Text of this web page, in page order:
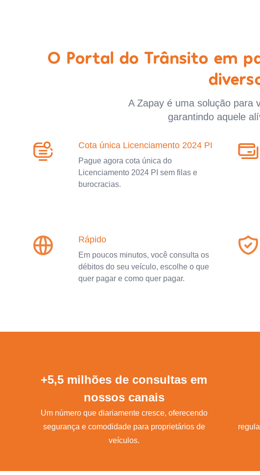
O Portal do Trânsito em
A Zapay é uma solução para
garantindo aquele
Cota única Licenciamento 2024 PI
Pague agora cota única do
Licenciamento 2024 PI sem filas e
burocracias.
Rápido
Em poucos minutos, você consulta os
débitos do seu veículo, escolhe o que
quer pagar e como quer pagar.
+5,5 milhões de consultas em
nossos canais
Um número que diariamente cresce, oferecendo
segurança e comodidade para proprietários de
veículos.